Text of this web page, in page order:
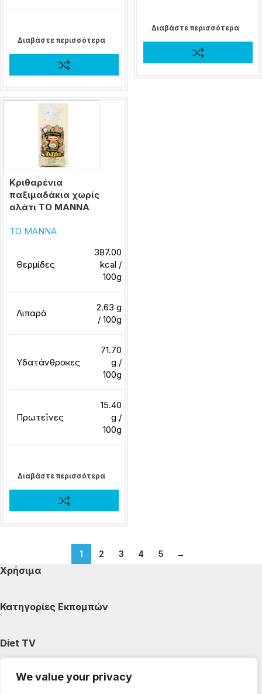
We value your privacy
Διαβάστε περισσότερα
Διαβάστε περισσότερα
Κριθαρένια
παξιμαδάκια χωρίς
αλάτι ΤΟ ΜΑΝΝΑ
ΤΟ ΜΑΝΝΑ
Θερμίδες
387.00
kcal /
100g
Λιπαρά
2.63 g
/ 100g
Υδατάνθρακες
71.70
g /
100g
Πρωτεΐνες
15.40
g /
100g
Διαβάστε περισσότερα
1 2 3 4 5 →
Χρήσιμα
Κατηγορίες Εκπομπών
Diet TV
Κατηγορίες Άρθρων